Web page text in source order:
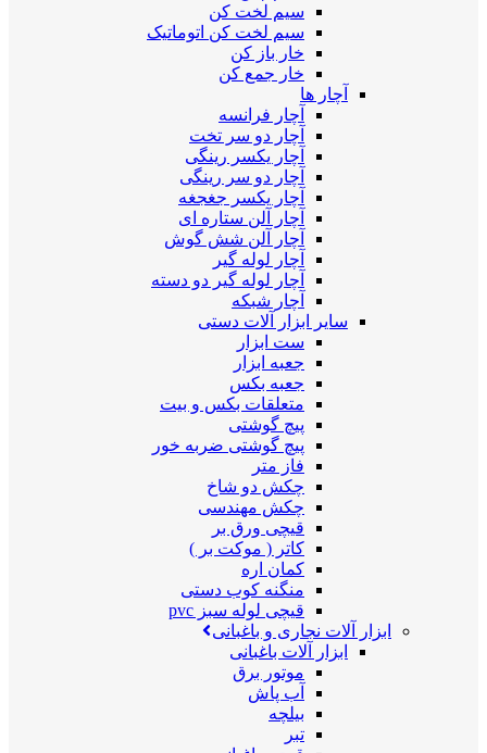
سیم لخت کن
سیم لخت کن اتوماتیک
خار باز کن
خار جمع کن
آچار ها
آچار فرانسه
آچار دو سر تخت
آچار یکسر رینگی
آچار دو سر رینگی
آچار یکسر جغجغه
آچار آلن ستاره ای
آچار آلن شش گوش
آچار لوله گیر
آچار لوله گیر دو دسته
آچار شبکه
سایر ابزار آلات دستی
ست ابزار
جعبه ابزار
جعبه بکس
متعلقات بکس و بیت
پیچ گوشتی
پیچ گوشتی ضربه خور
فاز متر
چکش دو شاخ
چکش مهندسی
قیچی ورق بر
کاتر ( موکت بر )
کمان اره
منگنه کوب دستی
قیچی لوله سبز pvc
ابزار آلات نجاری و باغبانی
ابزار آلات باغبانی
موتور برق
آب پاش
بیلچه
تبر